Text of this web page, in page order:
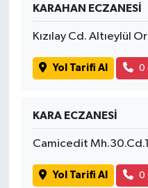
KARAHAN ECZANESİ
Kızılay Cd. Altıeylül
Yol Tarifi Al 0
KARA ECZANESİ
Camicedit
Yol Tarifi Al 0